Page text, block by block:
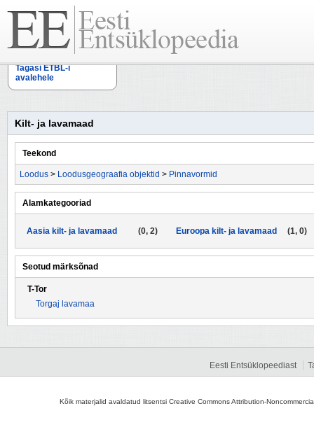
Tagasi ETBL-i
avalehele
Kilt- ja lavamaad
Teekond
Loodus > Loodusgeograafia objektid > Pinnavormid
Alamkategooriad
(0, 2)
Aasia kilt- ja lavamaad (1, 0)
Euroopa kilt- ja lavamaad
Seotud märksõnad
T-Tor
Torgaj lavamaa
Eesti Entsüklopeediast
Kõik materjalid avaldatud litsentsi Creative Commons Attribution-